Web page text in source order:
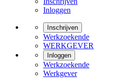
Inloggen
Inschrijven
Werkzoekende
WERKGEVER
Inloggen
Werkzoekende
Werkgever